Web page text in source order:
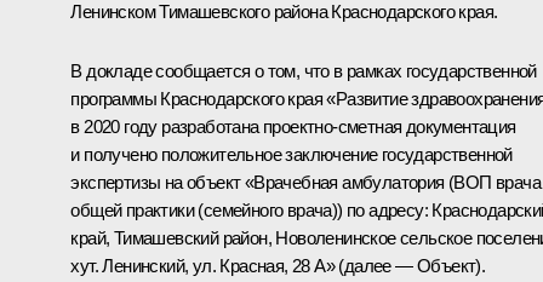
Ленинском Тимашевского района Краснодарского края.
В докладе сообщается о том, что в рамках государственной
программы Краснодарского края «Развитие
в 2020 году разработана проектно-сметная документация
и получено положительное заключение государственной
экспертизы на объект «Врачебная амбулатория (ВОП врача
общей практики (семейного врача)) по адресу:
край, Тимашевский район, Новоленинское сельское
хут. Ленинский, ул. Красная, 28 А» (далее — Объект).